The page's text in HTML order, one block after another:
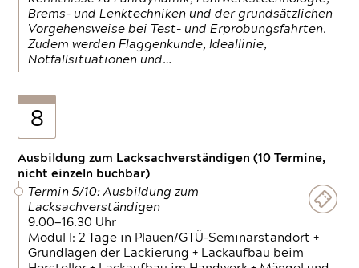
Brems- und Lenktechniken und der grundsätzlichen
Vorgehensweise bei Test- und Erprobungsfahrten.
Zudem werden Flaggenkunde, Ideallinie,
Notfallsituationen und…
8
Ausbildung zum Lacksachverständigen (10 Termine,
nicht einzeln buchbar)
Termin 5/10: Ausbildung zum
Lacksachverständigen
9.00—16.30 Uhr
Modul I: 2 Tage in Plauen/GTÜ-Seminarstandort +
Grundlagen der Lackierung + Lackaufbau beim